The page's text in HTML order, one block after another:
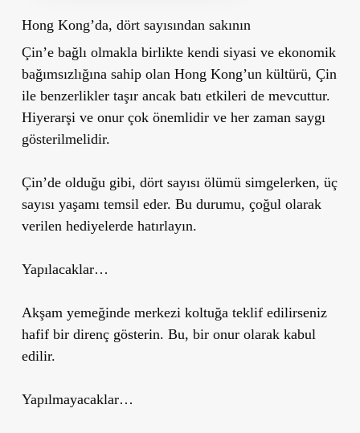
Hong Kong’da, dört sayısından sakının
Çin’e bağlı olmakla birlikte kendi siyasi ve ekonomik
bağımsızlığına sahip olan Hong Kong’un kültürü, Çin
ile benzerlikler taşır ancak batı etkileri de mevcuttur.
Hiyerarşi ve onur çok önemlidir ve her zaman saygı
gösterilmelidir.
Çin’de olduğu gibi, dört sayısı ölümü simgelerken, üç
sayısı yaşamı temsil eder. Bu durumu, çoğul olarak
verilen hediyelerde hatırlayın.
Yapılacaklar…
Akşam yemeğinde merkezi koltuğa teklif edilirseniz
hafif bir direnç gösterin. Bu, bir onur olarak kabul
edilir.
Yapılmayacaklar…